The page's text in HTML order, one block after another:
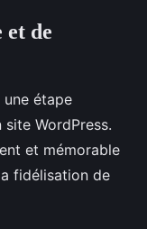
et de
une étape
WordPress.
et mémorable
fidélisation de